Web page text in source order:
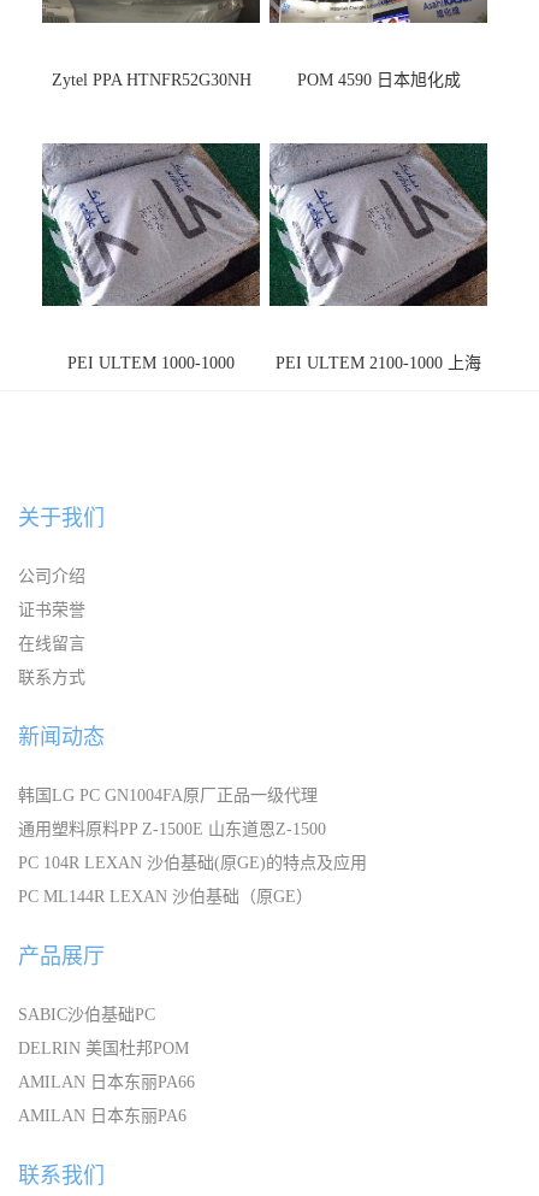
Zytel PPA HTNFR52G30NH POM 4590 日本旭化成
PEI ULTEM 1000-1000
PEI ULTEM 2100-1000 上海
关于我们
公司介绍
证书荣誉
在线留言
联系方式
新闻动态
韩国LG PC GN1004FA原厂正品一级代理
通用塑料原料PP Z-1500E 山东道恩Z-1500
PC 104R LEXAN 沙伯基础(原GE)的特点及应用
PC ML144R LEXAN 沙伯基础（原GE）
产品展厅
SABIC沙伯基础PC
DELRIN 美国杜邦POM
AMILAN 日本东丽PA66
AMILAN 日本东丽PA6
联系我们